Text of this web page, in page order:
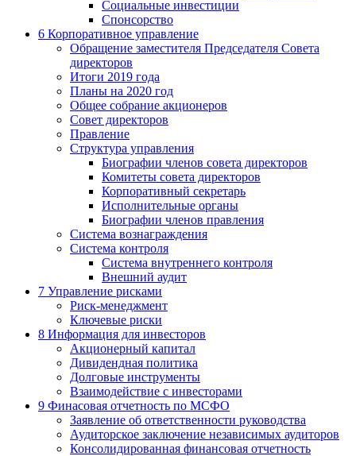
Социальные инвестиции
Спонсорство
6 Корпоративное управление
Обращение заместителя Председателя Совета
директоров
Итоги 2019 года
Планы на 2020 год
Общее собрание акционеров
Совет директоров
Правление
Структура управления
Биографии членов совета директоров
Комитеты совета директоров
Корпоративный секретарь
Исполнительные органы
Биографии членов правления
Система вознаграждения
Система контроля
Система внутреннего контроля
Внешний аудит
7 Управление рисками
Риск-менеджмент
Ключевые риски
8 Информация для инвесторов
Акционерный капитал
Дивидендная политика
Долговые инструменты
Взаимодействие с инвеcторами
9 Финасовая отчетность по МСФО
Заявление об ответственности руководства
Аудиторское заключение независимых аудиторов
Консолидированная финансовая отчетность